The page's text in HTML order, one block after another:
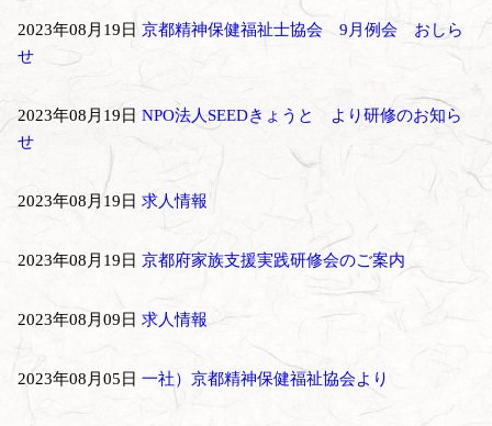
2023年08月19日 京都精神保健福祉士協会 9月例会 おしら
せ
2023年08月19日 NPO法人SEEDきょうと より研修のお知ら
せ
2023年08月19日 求人情報
2023年08月19日 京都府家族支援実践研修会のご案内
2023年08月09日 求人情報
2023年08月05日 一社）京都精神保健福祉協会より